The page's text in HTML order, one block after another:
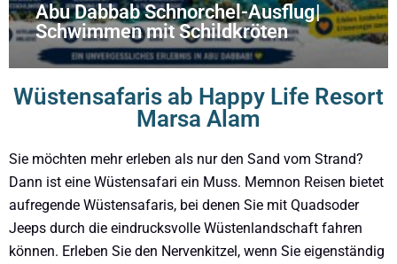
Abu Dabbab Schnorchel-Ausflug|
Schwimmen mit Schildkröten
Wüstensafaris ab Happy Life Resort
Marsa Alam
Sie möchten mehr erleben als nur den Sand vom Strand?
Dann ist eine Wüstensafari ein Muss. Memnon Reisen bietet
aufregende Wüstensafaris, bei denen Sie mit Quadsoder
Jeeps durch die eindrucksvolle Wüstenlandschaft fahren
können. Erleben Sie den Nervenkitzel, wenn Sie eigenständig